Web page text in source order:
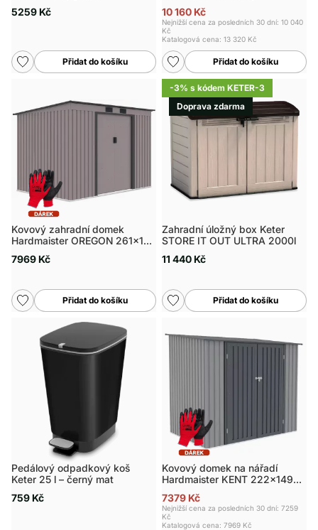
5259 Kč
Přidat do košíku
10 160 Kč
Nejnižší cena za posledních 30 dní: 10 040
Kč
Katalogová cena: 13 320 Kč
Přidat do košíku
Kovový zahradní domek
Hardmaister OREGON 261x181
7969 Kč
Přidat do košíku
-3% s kódem KETER-3
Doprava zdarma
Zahradní úložný box Keter
STORE IT OUT ULTRA 2000l
11 440 Kč
Přidat do košíku
Pedálový odpadkový koš
Keter 25 l – černý mat
759 Kč
Kovový domek na nářadí
Hardmaister KENT 222x149
7379 Kč
Nejnižší cena za posledních 30 dní: 7259
Kč
Katalogová cena: 7969 Kč